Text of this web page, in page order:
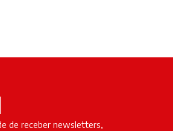
de receber newsletters,